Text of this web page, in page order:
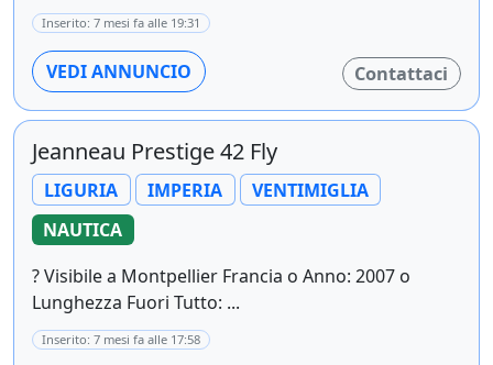
Inserito: 7 mesi fa alle 19:31
VEDI ANNUNCIO Contattaci
Jeanneau Prestige 42 Fly
LIGURIA IMPERIA
VENTIMIGLIA
NAUTICA
? Visibile a Montpellier Francia o Anno: 2007 o
Lunghezza Fuori Tutto: ...
Inserito: 7 mesi fa alle 17:58